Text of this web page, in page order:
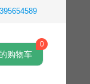
购物车
0